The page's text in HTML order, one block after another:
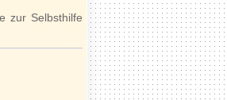
zur Selbsthilfe